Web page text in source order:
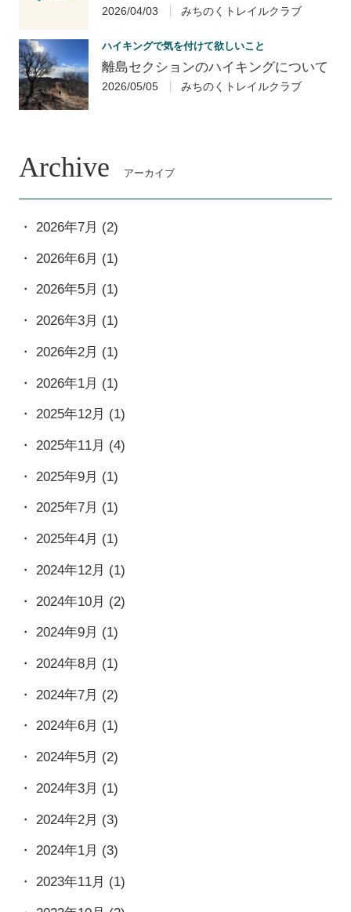
2026/04/03 みちのくトレイルクラブ
ハイキングで気を付けて欲しいこと
離島セクションのハイキングについて
2026/05/05 みちのくトレイルクラブ
Archive アーカイブ
2026年7月 (2)
2026年6月 (1)
2026年5月 (1)
2026年3月 (1)
2026年2月 (1)
2026年1月 (1)
2025年12月 (1)
2025年11月 (4)
2025年9月 (1)
2025年7月 (1)
2025年4月 (1)
2024年12月 (1)
2024年10月 (2)
2024年9月 (1)
2024年8月 (1)
2024年7月 (2)
2024年6月 (1)
2024年5月 (2)
2024年3月 (1)
2024年2月 (3)
2024年1月 (3)
2023年11月 (1)